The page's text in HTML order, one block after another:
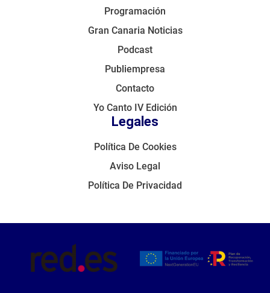
Programación
Gran Canaria Noticias
Podcast
Publiempresa
Contacto
Yo Canto IV Edición
Legales
Política De Cookies
Aviso Legal
Política De Privacidad